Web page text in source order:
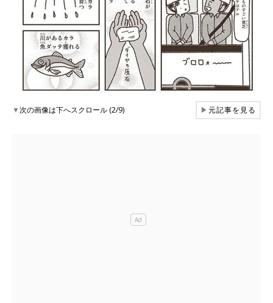
▼次の画像は下へスクロール (2/9) ▶元記事を見る